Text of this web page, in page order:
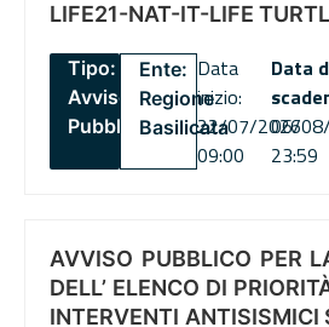
LIFE21-NAT-IT-LIFE
Tipo:
Avviso
Pubblico
Ente:
Regione
Basilicata
Data
inizio:
22/07/2026
09:00
Data
06/
23:59
AVVISO PUBBLICO PER
DELL’ ELENCO DI
INTERVENTI ANTISISMICI